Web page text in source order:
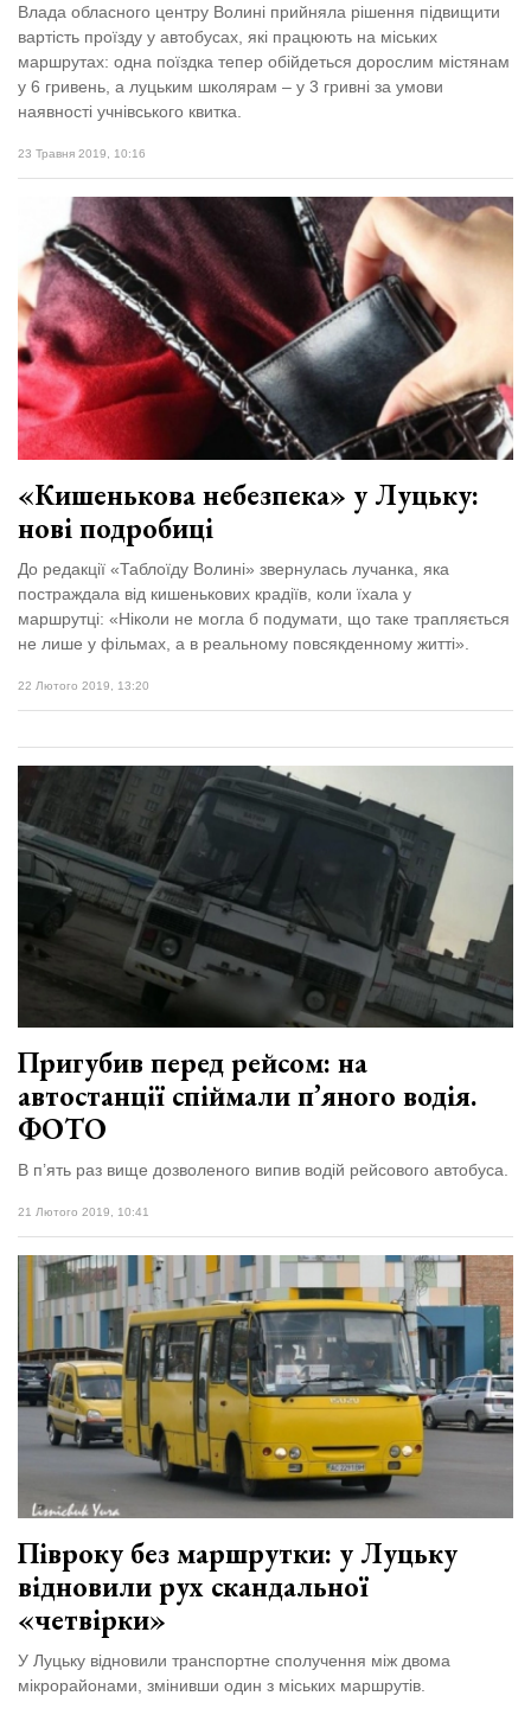
Влада обласного центру Волині прийняла рішення підвищити
вартість проїзду у автобусах, які працюють на міських
маршрутах: одна поїздка тепер обійдеться дорослим містянам
у 6 гривень, а луцьким школярам – у 3 гривні за умови
наявності учнівського квитка.
23 Травня 2019, 10:16
«Кишенькова небезпека» у Луцьку:
нові подробиці
До редакції «Таблоїду Волині» звернулась лучанка, яка
постраждала від кишенькових крадіїв, коли їхала у
маршрутці: «Ніколи не могла б подумати, що таке трапляється
не лише у фільмах, а в реальному повсякденному житті».
22 Лютого 2019, 13:20
Пригубив перед рейсом: на
автостанції спіймали п’яного водія.
ФОТО
В п’ять раз вище дозволеного випив водій рейсового автобуса.
21 Лютого 2019, 10:41
Півроку без маршрутки: у Луцьку
відновили рух скандальної
«четвірки»
У Луцьку відновили транспортне сполучення між двома
мікрорайонами, змінивши один з міських маршрутів.